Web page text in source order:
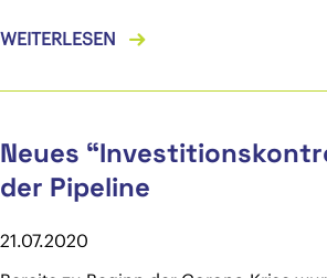
WEITERLESEN
Neues
der Pipeline
21.07.2020